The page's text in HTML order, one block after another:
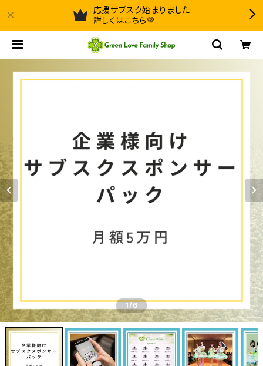
応援サブスク始まりました
詳しくはこちら💚
1/6